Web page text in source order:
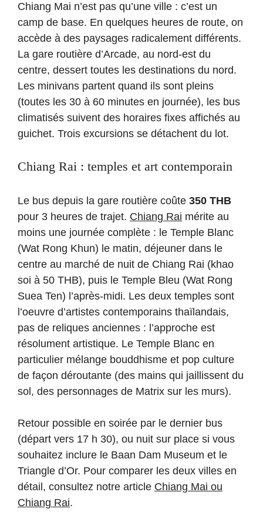
Chiang Mai n’est pas qu’une ville : c’est un
camp de base. En quelques heures de route, on
accède à des paysages radicalement différents.
La gare routière d’Arcade, au nord-est du
centre, dessert toutes les destinations du nord.
Les minivans partent quand ils sont pleins
(toutes les 30 à 60 minutes en journée), les bus
climatisés suivent des horaires fixes affichés au
guichet. Trois excursions se détachent du lot.
Chiang Rai : temples et art contemporain
Le bus depuis la gare routière coûte 350 THB
pour 3 heures de trajet. Chiang Rai mérite au
moins une journée complète : le Temple Blanc
(Wat Rong Khun) le matin, déjeuner dans le
centre au marché de nuit de Chiang Rai (khao
soi à 50 THB), puis le Temple Bleu (Wat Rong
Suea Ten) l’après-midi. Les deux temples sont
l’oeuvre d’artistes contemporains thaïlandais,
pas de reliques anciennes : l’approche est
résolument artistique. Le Temple Blanc en
particulier mélange bouddhisme et pop culture
de façon déroutante (des mains qui jaillissent du
sol, des personnages de Matrix sur les murs).
Retour possible en soirée par le dernier bus
(départ vers 17 h 30), ou nuit sur place si vous
souhaitez inclure le Baan Dam Museum et le
Triangle d’Or. Pour comparer les deux villes en
détail, consultez notre article Chiang Mai ou
Chiang Rai.